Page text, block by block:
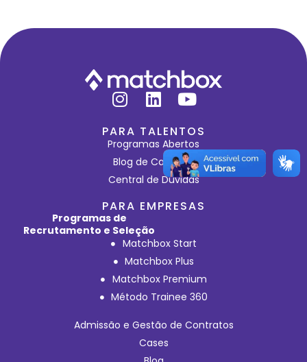
PARA TALENTOS
Programas Abertos
Blog de Carreiras
Central de Dúvidas
PARA EMPRESAS
Programas de
Recrutamento e Seleção
Matchbox Start
Matchbox Plus
Matchbox Premium
Método Trainee 360
Admissão e Gestão de Contratos
Cases